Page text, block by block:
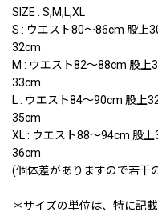
SIZE : S,M,L,XL
S : ウエスト80〜86cm 股上
32cm
M : ウエスト82〜88cm 股
33cm
L : ウエスト84〜90cm 股上
35cm
XL : ウエスト88〜94cm 股
36cm
(個体差がありますので若干
＊サイズの単位は、特に記